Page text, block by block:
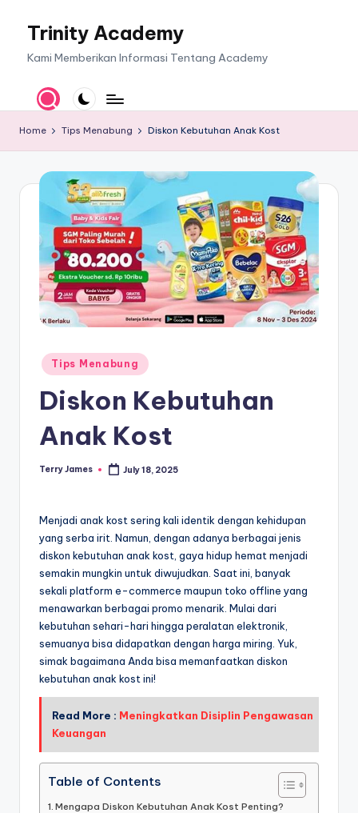
Trinity Academy
Kami Memberikan Informasi Tentang Academy
Home Tips Menabung Diskon Kebutuhan Anak Kost
Posted
in
Tips Menabung
Diskon Kebutuhan
Anak Kost
Posted
Terry James July 18, 2025
Menjadi anak kost sering kali identik dengan kehidupan
yang serba irit. Namun, dengan adanya berbagai jenis
diskon kebutuhan anak kost, gaya hidup hemat menjadi
semakin mungkin untuk diwujudkan. Saat ini, banyak
sekali platform e-commerce maupun toko offline yang
menawarkan berbagai promo menarik. Mulai dari
kebutuhan sehari-hari hingga peralatan elektronik,
semuanya bisa didapatkan dengan harga miring. Yuk,
simak bagaimana Anda bisa memanfaatkan diskon
kebutuhan anak kost ini!
Read More : Meningkatkan Disiplin Pengawasan
Keuangan
Table of Contents
Mengapa Diskon Kebutuhan Anak Kost Penting?